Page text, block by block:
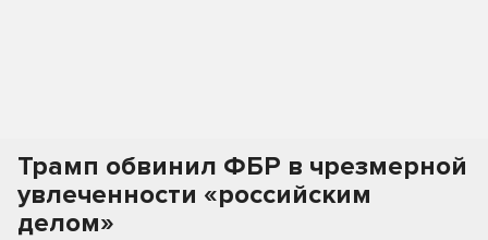
Трамп обвинил ФБР в чрезмерной
увлеченности «российским
делом»